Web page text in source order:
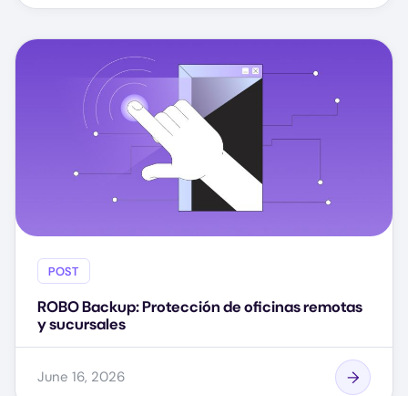
POST
ROBO Backup: Protección de oficinas remotas
y sucursales
June 16, 2026